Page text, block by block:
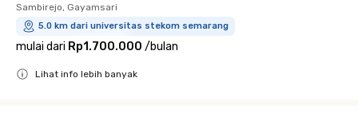
Sambirejo, Gayamsari
5.0 km dari universitas stekom semarang
mulai dari Rp1.700.000 /bulan
Lihat info lebih banyak